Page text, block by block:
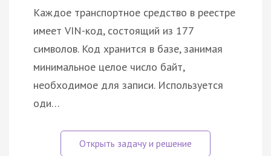
Каждое транспортное средство в реестре
имеет VIN-код, состоящий из 177
символов. Код хранится в базе, занимая
минимальное целое число байт,
необходимое для записи. Используется
оди…